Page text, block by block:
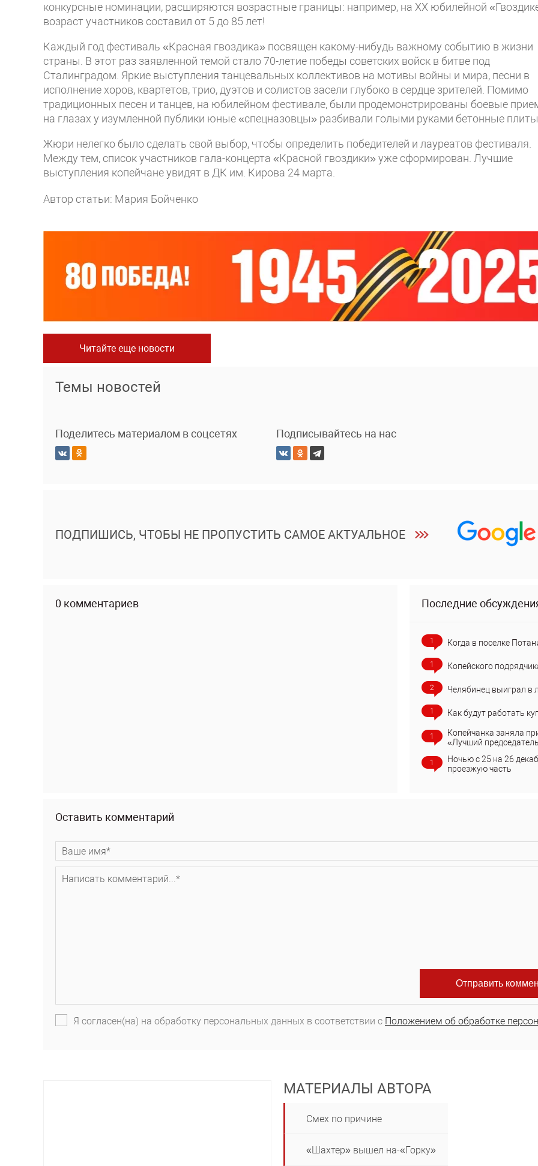
конкурсные номинации, расширяются возрастные границы: например, на XX юбилейной
возраст участников составил от 5 до 85 лет!
Каждый год фестиваль «Красная гвоздика» посвящен какому-нибудь важному событию в жизни
страны. В этот раз заявленной темой стало 70-летие победы советских войск в битве под
Сталинградом. Яркие выступления танцевальных коллективов на мотивы войны и мира, песни в
исполнение хоров, квартетов, трио, дуэтов и солистов засели глубоко в сердце зрителей. Помимо
традиционных песен и танцев, на юбилейном фестивале, были продемонстрированы боевые
на глазах у изумленной публики юные «спецназовцы» разбивали голыми руками бетонные
Жюри нелегко было сделать свой выбор, чтобы определить победителей и лауреатов фестиваля.
Между тем, список участников гала-концерта «Красной гвоздики» уже сформирован. Лучшие
выступления копейчане увидят в ДК им. Кирова 24 марта.
Автор статьи: Мария Бойченко
Читайте еще новости
Темы новостей
Поделитесь материалом в соцсетях Подписывайтесь на нас
ПОДПИШИСЬ, ЧТОБЫ НЕ ПРОПУСТИТЬ САМОЕ АКТУАЛЬНОЕ
0 комментариев Последние
1 Когда в поселке
1 Копейского
2 Челябинец выиграл в
1 Как будут работать
1
Копейчанка заняла
«Лучший
1
Ночью с 25 на 26
проезжую часть
Оставить комментарий
Я согласен(на) на обработку персональных данных в соответствии с Положением об обработке
МАТЕРИАЛЫ АВТОРА
Смех по причине
«Шахтер» вышел на-«Горку»